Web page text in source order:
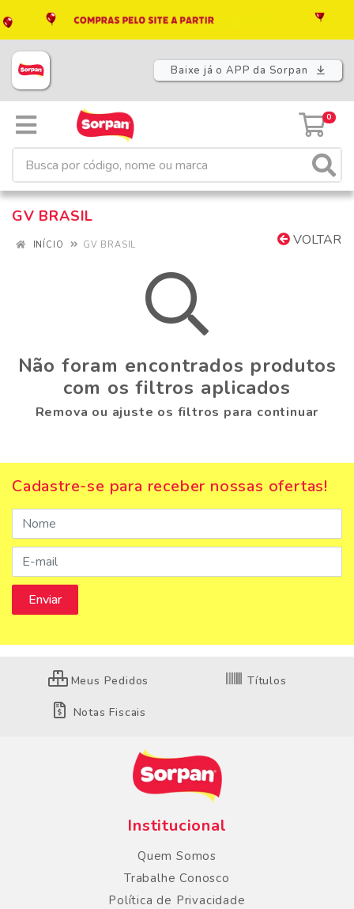
Baixe já o APP da Sorpan
0
GV BRASIL
VOLTAR
INÍCIO GV BRASIL
Não foram encontrados produtos
com os filtros aplicados
Remova ou ajuste os filtros para continuar
Cadastre-se para receber nossas ofertas!
Meus Pedidos Títulos
Notas Fiscais
Institucional
Quem Somos
Trabalhe Conosco
Política de Privacidade